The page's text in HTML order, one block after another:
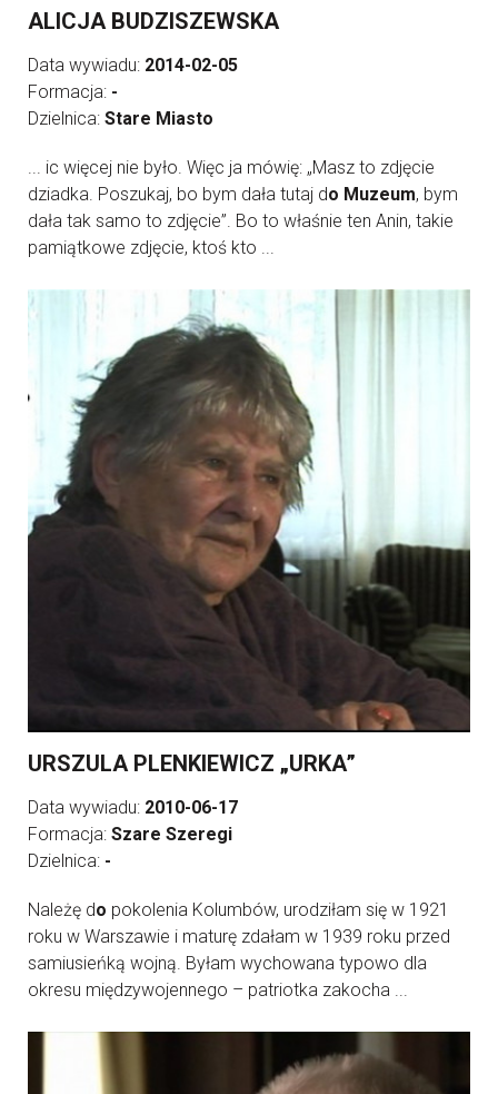
ALICJA BUDZISZEWSKA
Data wywiadu: 2014-02-05
Formacja: -
Dzielnica: Stare Miasto
... ic więcej nie było. Więc ja mówię: „Masz to zdjęcie
dziadka. Poszukaj, bo bym dała tutaj do Muzeum, bym
dała tak samo to zdjęcie”. Bo to właśnie ten Anin, takie
pamiątkowe zdjęcie, ktoś kto ...
URSZULA PLENKIEWICZ „URKA”
Data wywiadu: 2010-06-17
Formacja: Szare Szeregi
Dzielnica: -
Należę do pokolenia Kolumbów, urodziłam się w 1921
roku w Warszawie i maturę zdałam w 1939 roku przed
samiusieńką wojną. Byłam wychowana typowo dla
okresu międzywojennego – patriotka zakocha ...